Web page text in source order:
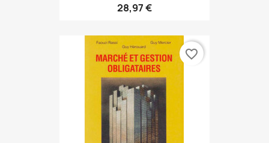
28,97 €
favorite_border